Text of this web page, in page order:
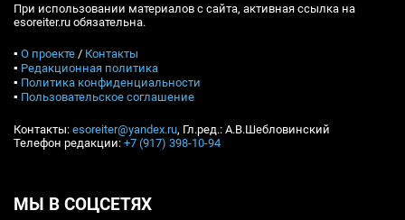
При использовании материалов с сайта, активная ссылка на
esoreiter.ru обязательна.
▪ О проекте / Контакты
▪ Редакционная политика
▪ Политика конфиденциальности
▪ Пользовательское соглашение
Контакты: esoreiter@yandex.ru, Гл.ред.: А.В.Шебловинский
Телефон редакции: +7 (917) 398-10-94
МЫ В СОЦСЕТЯХ